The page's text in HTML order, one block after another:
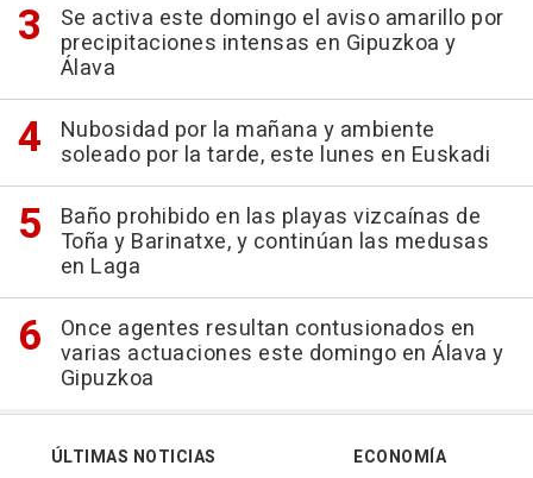
Se activa este domingo el aviso amarillo por
precipitaciones intensas en Gipuzkoa y
Álava
Nubosidad por la mañana y ambiente
soleado por la tarde, este lunes en Euskadi
Baño prohibido en las playas vizcaínas de
Toña y Barinatxe, y continúan las medusas
en Laga
Once agentes resultan contusionados en
varias actuaciones este domingo en Álava y
Gipuzkoa
ÚLTIMAS NOTICIAS
ECONOMÍA